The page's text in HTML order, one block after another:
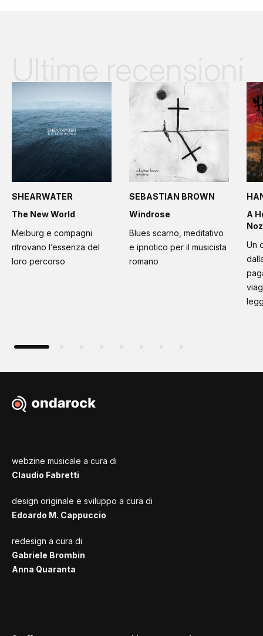
SHEARWATER
The New World
Meiburg e compagni
ritrovano l’essenza del
loro percorso
SEBASTIAN BROWN
Windrose
Blues scarno, meditativo
e ipnotico per il musicista
romano
A
Noz
Un
webzine musicale a cura di
Claudio Fabretti
design originale e sviluppo a cura di
Edoardo M. Cappuccio
redesign a cura di
Gabriele Brombin
Anna Quaranta